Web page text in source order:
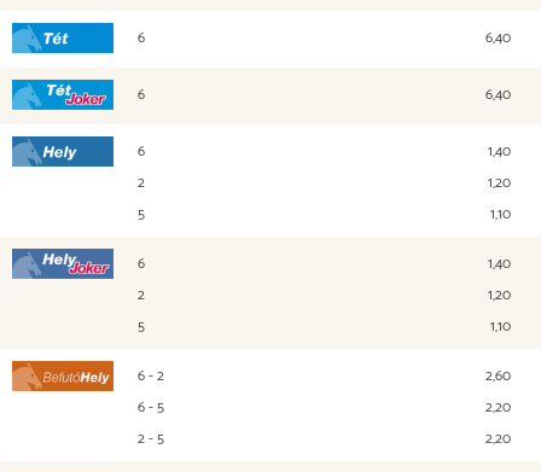
Tét 6 6,40
Tét Joker 6 6,40
Hely 6
1,40
2
1,20
5
1,10
Hely Joker 6
1,40
2
1,20
5
1,10
Befutó Hely 6 - 2
2,60
6 - 5
2,20
2 - 5
2,20